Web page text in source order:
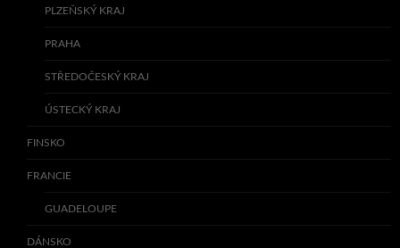
PLZEŇSKÝ KRAJ
PRAHA
STŘEDOČESKÝ KRAJ
ÚSTECKÝ KRAJ
FINSKO
FRANCIE
GUADELOUPE
DÁNSKO